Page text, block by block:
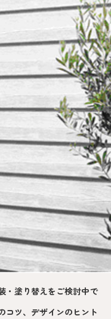
・塗り替えをご検討中で
コツ、デザインのヒント